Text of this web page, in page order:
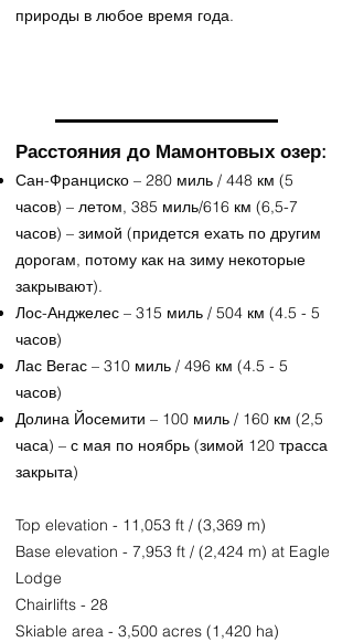
природы в любое время года.
Расстояния до Мамонтовых озер:
Сан-Франциско – 280 миль / 448 км (5
часов) – летом, 385 миль/616 км (6,5-7
часов) – зимой (придется ехать по другим
дорогам, потому как на зиму некоторые
закрывают).
Лос-Анджелес – 315 миль / 504 км (4.5 - 5
часов)
Лас Вегас – 310 миль / 496 км (4.5 - 5
часов)
Долина Йосемити – 100 миль / 160 км (2,5
часа) – с мая по ноябрь (зимой 120 трасса
закрыта)​
Top elevation - 11,053 ft / (3,369 m)
Base elevation - 7,953 ft / (2,424 m) at Eagle
Lodge
Chairlifts - 28
Skiable area - 3,500 acres (1,420 ha)​